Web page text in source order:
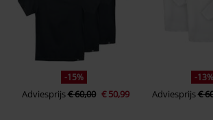
-15%
Adviesprijs€ 60,00 € 50,99
-13%
Adviesprijs€